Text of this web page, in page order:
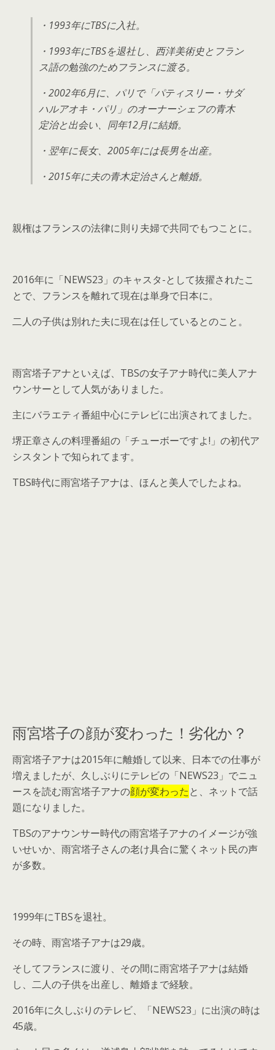
・1993年にTBSに入社。
・1993年にTBSを退社し、西洋美術史とフラン
ス語の勉強のためフランスに渡る。
・2002年6月に、パリで「パティスリー・サダ
ハルアオキ・パリ」のオーナーシェフの青木
定治と出会い、同年12月に結婚。
・翌年に長女、2005年には長男を出産。
・2015年に夫の青木定治さんと離婚。
親権はフランスの法律に則り夫婦で共同でもつことに。
2016年に「NEWS23」のキャスタ-として抜擢されたこ
とで、フランスを離れて現在は単身で日本に。
二人の子供は別れた夫に現在は任しているとのこと。
雨宮塔子アナといえば、TBSの女子アナ時代に美人アナ
ウンサーとして人気がありました。
主にバラエティ番組中心にテレビに出演されてました。
堺正章さんの料理番組の「チューボーですよ!」の初代ア
シスタントで知られてます。
TBS時代に雨宮塔子アナは、ほんと美人でしたよね。
雨宮塔子の顔が変わった！劣化か？
雨宮塔子アナは2015年に離婚して以来、日本での仕事が
増えましたが、久しぶりにテレビの「NEWS23」でニュ
ースを読む雨宮塔子アナの顔が変わったと、ネットで話
題になりました。
TBSのアナウンサー時代の雨宮塔子アナのイメージが強
いせいか、雨宮塔子さんの老け具合に驚くネット民の声
が多数。
1999年にTBSを退社。
その時、雨宮塔子アナは29歳。
そしてフランスに渡り、その間に雨宮塔子アナは結婚
し、二人の子供を出産し、離婚まで経験。
2016年に久しぶりのテレビ、「NEWS23」に出演の時は
45歳。